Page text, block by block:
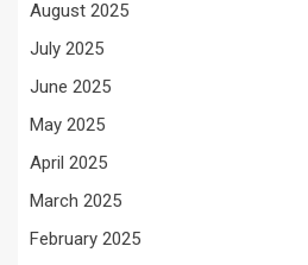
August 2025
July 2025
June 2025
May 2025
April 2025
March 2025
February 2025